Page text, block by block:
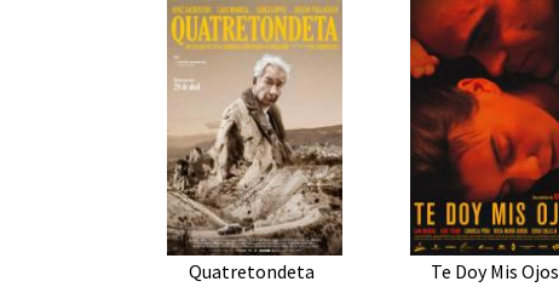
Quatretondeta
Te Doy Mis Ojos